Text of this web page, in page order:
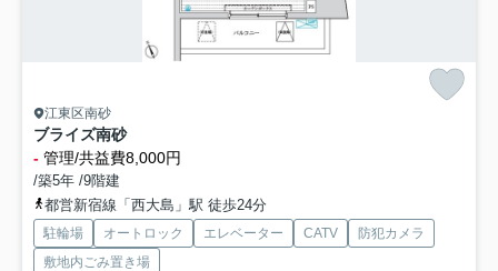
江東区南砂
ブライズ南砂
- 管理/共益費8,000円
/築5年 /9階建
都営新宿線「西大島」駅 徒歩24分
駐輪場 オートロック エレベーター CATV
防犯カメラ
敷地内ごみ置き場